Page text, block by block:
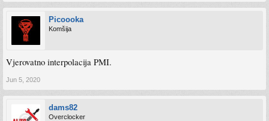
Picoooka
Komšija
Vjerovatno interpolacija PMI.
Jun 5, 2020
dams82
Overclocker